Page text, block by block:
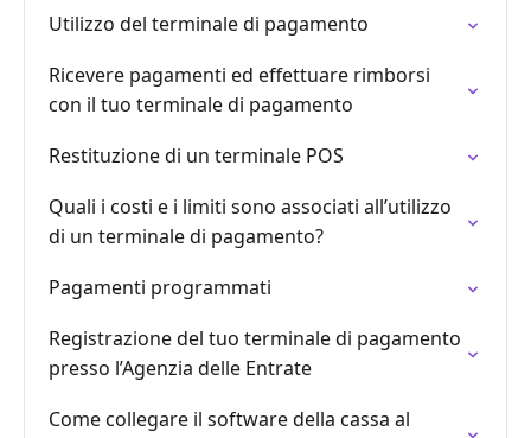
Utilizzo del terminale di pagamento
Ricevere pagamenti ed effettuare rimborsi
con il tuo terminale di pagamento
Restituzione di un terminale POS
Quali i costi e i limiti sono associati all’utilizzo
di un terminale di pagamento?
Pagamenti programmati
Registrazione del tuo terminale di pagamento
presso l’Agenzia delle Entrate
Come collegare il software della cassa al